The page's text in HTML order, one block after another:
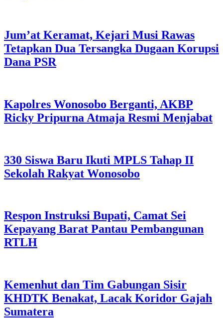
Jum’at Keramat, Kejari Musi Rawas
Tetapkan Dua Tersangka Dugaan Korupsi
Dana PSR
Kapolres Wonosobo Berganti, AKBP
Ricky Pripurna Atmaja Resmi Menjabat
330 Siswa Baru Ikuti MPLS Tahap II
Sekolah Rakyat Wonosobo
Respon Instruksi Bupati, Camat Sei
Kepayang Barat Pantau Pembangunan
RTLH
Kemenhut dan Tim Gabungan Sisir
KHDTK Benakat, Lacak Koridor Gajah
Sumatera